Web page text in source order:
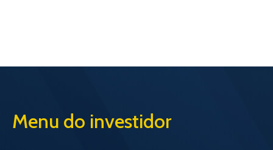
Menu do investidor